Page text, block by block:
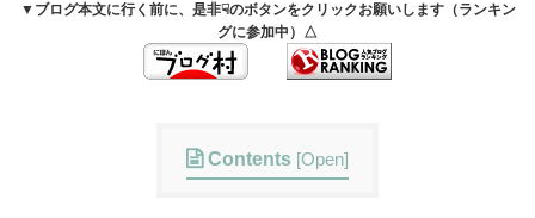
▼ブログ本文に行く前に、是非☟のボタンをクリックお願いします（ランキン
グに参加中）△
Contents [Open]